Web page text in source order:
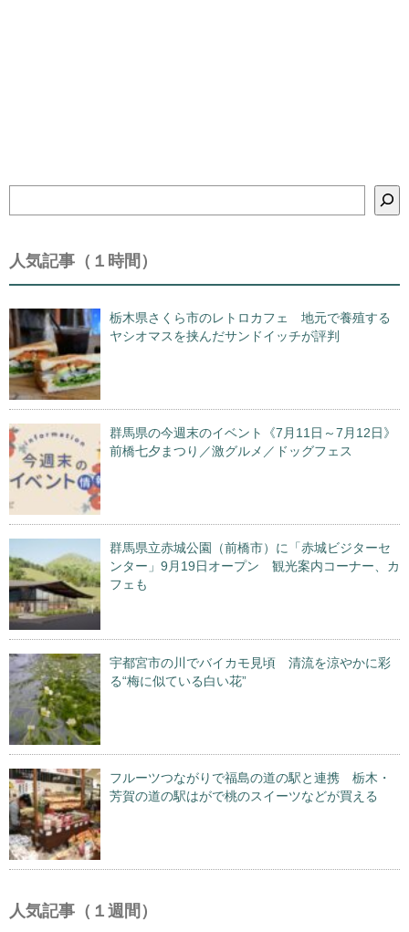
索
人気記事（１時間）
栃木県さくら市のレトロカフェ 地元で養殖する
ヤシオマスを挟んだサンドイッチが評判
群馬県の今週末のイベント《7月11日～7月12日》
前橋七夕まつり／激グルメ／ドッグフェス
群馬県立赤城公園（前橋市）に「赤城ビジターセ
ンター」9月19日オープン 観光案内コーナー、カ
フェも
宇都宮市の川でバイカモ見頃 清流を涼やかに彩
る“梅に似ている白い花”
フルーツつながりで福島の道の駅と連携 栃木・
芳賀の道の駅はがで桃のスイーツなどが買える
人気記事（１週間）